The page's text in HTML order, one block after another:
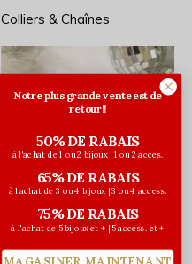
Colliers & Chaînes
Pendentifs
Notre plus grande vente est de
retour!!
50% DE RABAIS
à l'achat de 1 ou 2 bijoux | 1 ou 2 acces.
65% DE RABAIS
à l'achat de 3 ou 4 bijoux | 3 ou 4 access.
75% DE RABAIS
à l'achat de 5 bijoux et + | 5 access. et +